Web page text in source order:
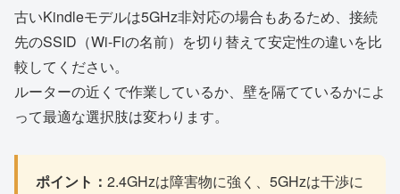
古いKindleモデルは5GHz非対応の場合もあるため、接続
先のSSID（Wi-Fiの名前）を切り替えて安定性の違いを比
較してください。
ルーターの近くで作業しているか、壁を隔てているかによ
って最適な選択肢は変わります。
ポイント： 2.4GHzは障害物に強く、5GHzは干渉に